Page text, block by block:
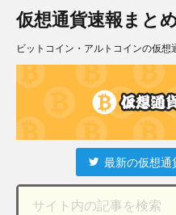
仮想通貨速報まと
ビットコイン・アルトコインの仮想
最新の仮想通